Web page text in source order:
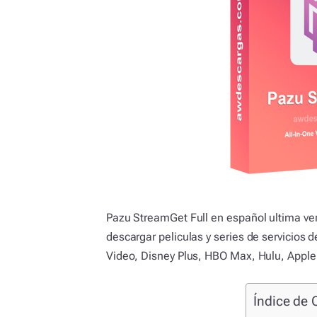
Pazu StreamGet Full en español ultima
descargar peliculas y series de servicios
Video, Disney Plus, HBO Max, Hulu,
Índice de